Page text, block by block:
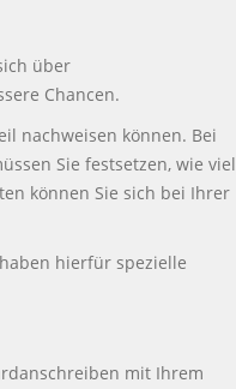
über
Chancen.
nachweisen können. Bei
Sie festsetzen, wie viel
können Sie sich bei Ihrer
hierfür spezielle
mit Ihrem